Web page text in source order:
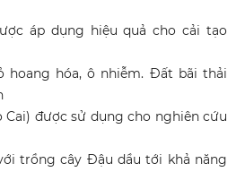
áp dụng hiệu quả cho cải tạo
hoang hóa, ô nhiễm. Đất bãi thải
Cai) được sử dụng cho nghiên cứu
trồng cây Đậu dầu tới khả năng